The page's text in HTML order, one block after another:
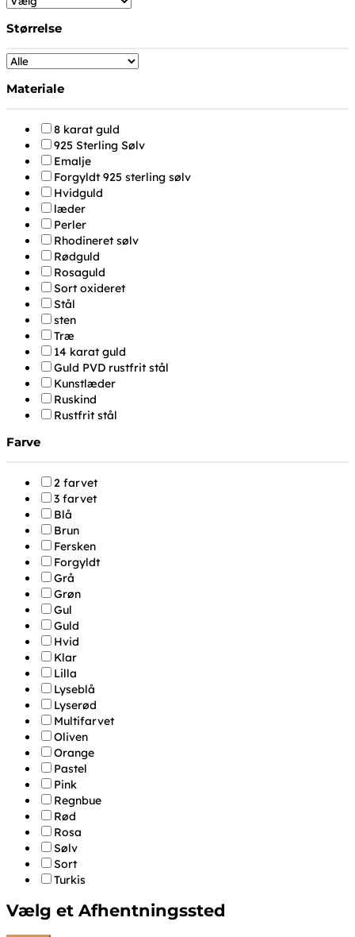
Størrelse
Materiale
8 karat guld
925 Sterling Sølv
Emalje
Forgyldt 925 sterling sølv
Hvidguld
læder
Perler
Rhodineret sølv
Rødguld
Rosaguld
Sort oxideret
Stål
sten
Træ
14 karat guld
Guld PVD rustfrit stål
Kunstlæder
Ruskind
Rustfrit stål
Farve
2 farvet
3 farvet
Blå
Brun
Fersken
Forgyldt
Grå
Grøn
Gul
Guld
Hvid
Klar
Lilla
Lyseblå
Lyserød
Multifarvet
Oliven
Orange
Pastel
Pink
Regnbue
Rød
Rosa
Sølv
Sort
Turkis
Vælg et Afhentningssted